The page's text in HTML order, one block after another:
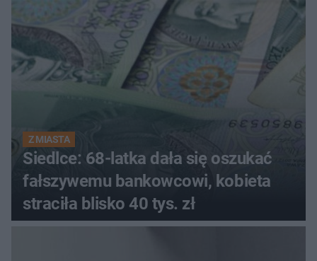
Z MIASTA
Siedlce: 68-latka dała się oszukać
fałszywemu bankowcowi, kobieta
straciła blisko 40 tys. zł